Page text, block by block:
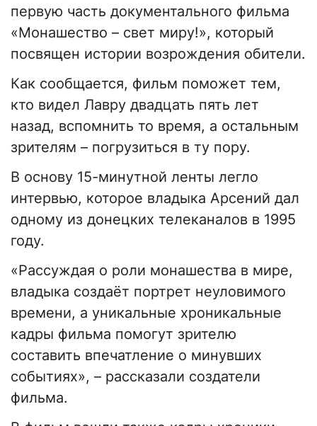
первую часть документального фильма
«Монашество – свет миру!», который
посвящен истории возрождения обители.
Как сообщается, фильм поможет тем,
кто видел Лавру двадцать пять лет
назад, вспомнить то время, а остальным
зрителям – погрузиться в ту пору.
В основу 15-минутной ленты легло
интервью, которое владыка Арсений дал
одному из донецких телеканалов в 1995
году.
«Рассуждая о роли монашества в мире,
владыка создаёт портрет неуловимого
времени, а уникальные хроникальные
кадры фильма помогут зрителю
составить впечатление о минувших
событиях», – рассказали создатели
фильма.